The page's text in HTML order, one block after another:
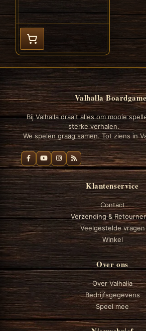
Valhalla
Bij Valhalla draait alles om mooie
sterke verhalen.
We spelen graag samen. Tot ziens in
Klantenservice
Contact
Verzending &
Veelgestelde vragen
Winkel
Over ons
Over Valhalla
Bedrijfsgegevens
Speel mee